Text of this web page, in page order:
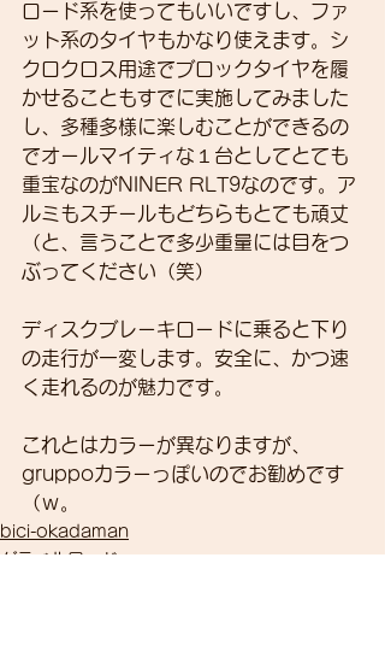
ロード系を使ってもいいですし、ファ
ット系のタイヤもかなり使えます。シ
クロクロス用途でブロックタイヤを履
かせることもすでに実施してみました
し、多種多様に楽しむことができるの
でオールマイティな１台としてとても
重宝なのがNINER RLT9なのです。ア
ルミもスチールもどちらもとても頑丈
（と、言うことで多少重量には目をつ
ぶってください（笑）
ディスクブレーキロードに乗ると下り
の走行が一変します。安全に、かつ速
く走れるのが魅力です。
これとはカラーが異なりますが、
gruppoカラーっぽいのでお勧めです
（ｗ。
bici-okadaman
グラベルロード